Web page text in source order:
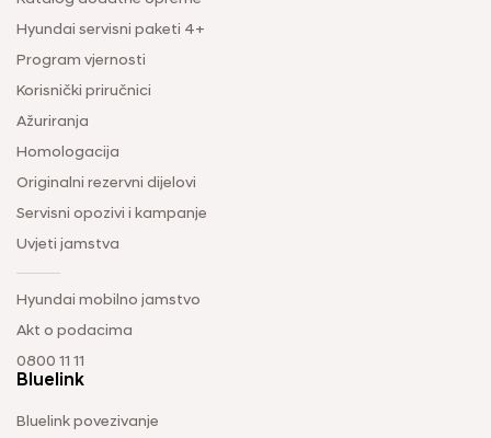
Hyundai servisni paketi 4+
Program vjernosti
Korisnički priručnici
Ažuriranja
Homologacija
Originalni rezervni dijelovi
Servisni opozivi i kampanje
Uvjeti jamstva
Hyundai mobilno jamstvo
Akt o podacima
0800 11 11
Bluelink
Bluelink povezivanje